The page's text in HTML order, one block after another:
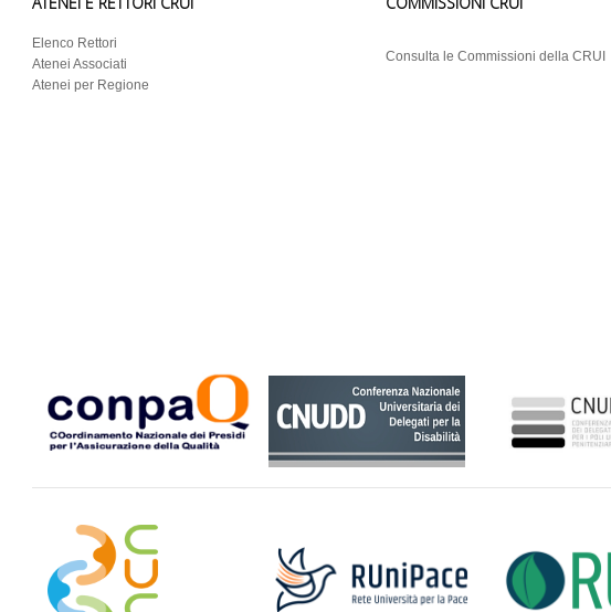
Elenco Rettori
Atenei Associati
Atenei per Regione
Consulta le Commissioni della CRUI